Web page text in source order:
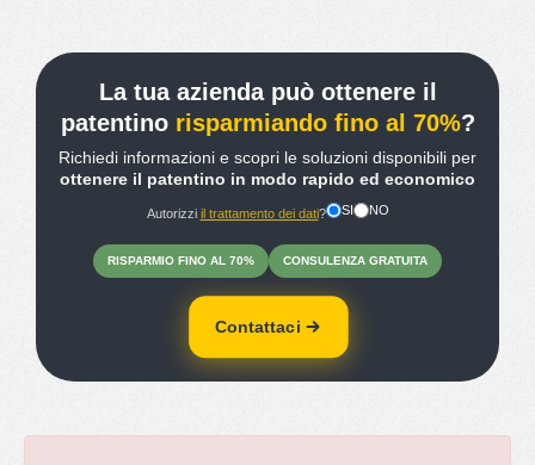
La tua azienda può ottenere il
patentino risparmiando fino al 70%?
Richiedi informazioni e scopri le soluzioni disponibili per
ottenere il patentino in modo rapido ed economico
Autorizzi il trattamento dei dati? SI NO
RISPARMIO FINO AL 70% CONSULENZA GRATUITA
Contattaci